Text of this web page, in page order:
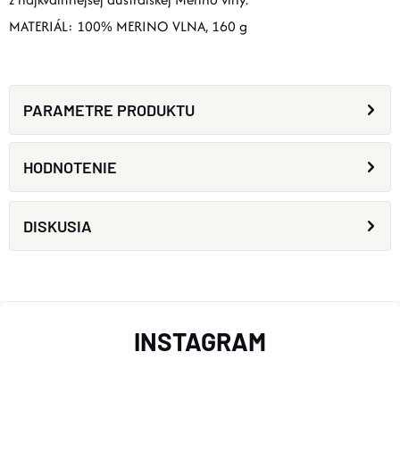
MATERIÁL: 100% MERINO VLNA, 160 g
PARAMETRE PRODUKTU
HODNOTENIE
DISKUSIA
INSTAGRAM